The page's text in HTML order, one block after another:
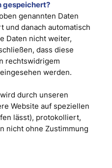
gespeichert?
genannten Daten
und danach automatisch
Daten nicht weiter,
dass diese
rechtswidrigem
werden.
durch unseren
Website auf speziellen
lässt), protokolliert,
nicht ohne Zustimmung